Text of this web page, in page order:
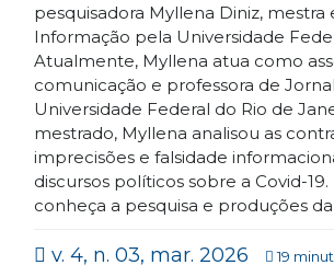
pesquisadora Myllena Diniz, mestra
Informação pela Universidade
Atualmente, Myllena atua como
comunicação e professora de
Universidade Federal do Rio de
mestrado, Myllena analisou as
imprecisões e falsidade
discursos políticos sobre a Covid-
conheça a pesquisa e produções
v. 4, n. 03, mar. 2026 19